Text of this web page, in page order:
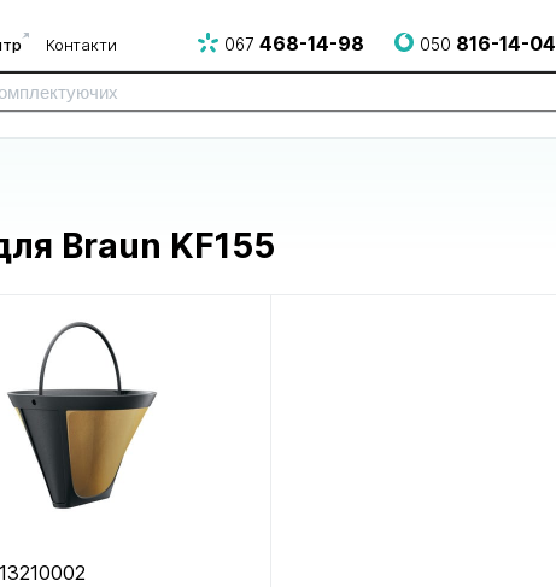
до електро
і НВЧ печей
Контакти 067 468-14-98 050 816-14-04
Braun KF155